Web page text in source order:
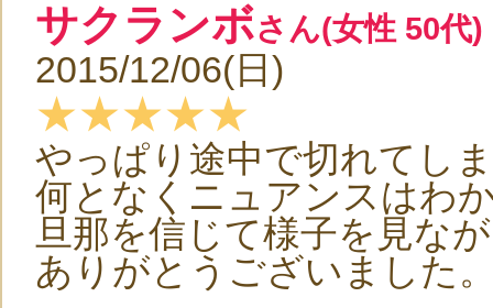
サクランボさん(女性 50代)
2015/12/06(日)
★★★★★
やっぱり途中で切れてし
何となくニュアンスはわ
旦那を信じて様子を見な
ありがとうございました